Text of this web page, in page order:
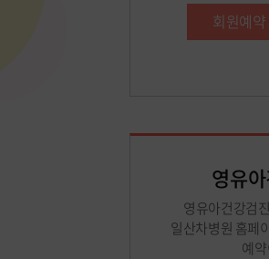
회원예약
영유
영유아건강검
일산차병원 홈페
예